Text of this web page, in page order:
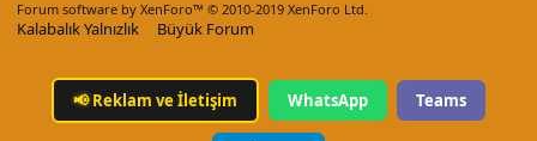
Forum software by XenForo™ © 2010-2019 XenForo Ltd.
Kalabalık Yalnızlık Büyük Forum
📢Reklam ve İletişim WhatsApp Teams